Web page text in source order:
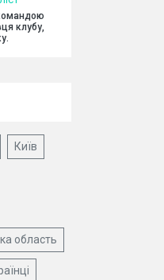
клубу,
Київ
область